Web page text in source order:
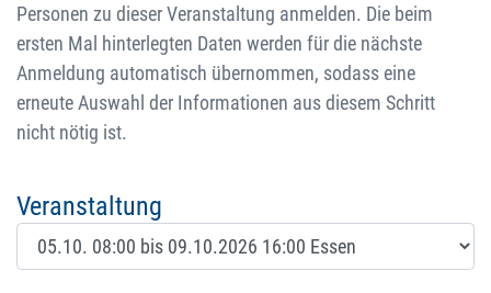
Personen zu dieser Veranstaltung anmelden. Die beim
ersten Mal hinterlegten Daten werden für die nächste
Anmeldung automatisch übernommen, sodass eine
erneute Auswahl der Informationen aus diesem Schritt
nicht nötig ist.
Veranstaltung